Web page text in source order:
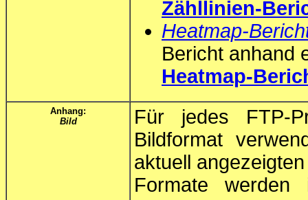
Zähllinien-
Heatmap-
Bericht anhand
Heatmap-
Anhang:
Bild
Für jedes FTP-
Bildformat
aktuell
Formate